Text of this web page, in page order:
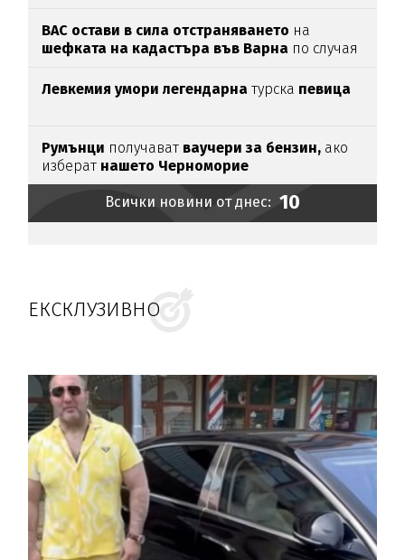
ВАС остави в сила отстраняването на
шефката на кадастъра във Варна по случая
Левкемия умори легендарна турска певица
Румънци получават ваучери за бензин, ако
изберат нашето Черноморие
Всички новини от днес: 10
ЕКСКЛУЗИВНО